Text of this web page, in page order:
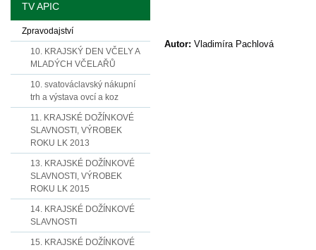
Autor: Vladimíra Pachlová
TV APIC
Zpravodajství
10. KRAJSKÝ DEN VČELY A
MLADÝCH VČELAŘŮ
10. svatováclavský nákupní
trh a výstava ovcí a koz
11. KRAJSKÉ DOŽÍNKOVÉ
SLAVNOSTI, VÝROBEK
ROKU LK 2013
13. KRAJSKÉ DOŽÍNKOVÉ
SLAVNOSTI, VÝROBEK
ROKU LK 2015
14. KRAJSKÉ DOŽÍNKOVÉ
SLAVNOSTI
15. KRAJSKÉ DOŽÍNKOVÉ